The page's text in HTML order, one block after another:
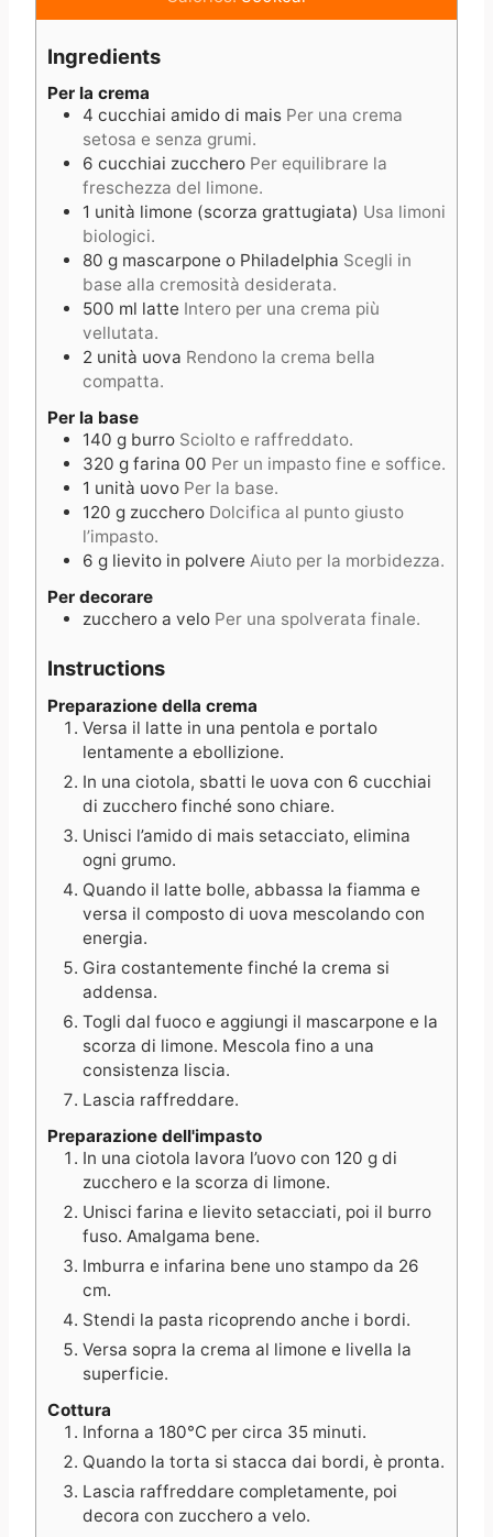
tu
n
s
Ingredients
Per la crema
4 cucchiai amido di mais Per una crema
setosa e senza grumi.
6 cucchiai zucchero Per equilibrare la
freschezza del limone.
1 unità limone (scorza grattugiata) Usa limoni
biologici.
80 g mascarpone o Philadelphia Scegli in
base alla cremosità desiderata.
500 ml latte Intero per una crema più
vellutata.
2 unità uova Rendono la crema bella
compatta.
Per la base
140 g burro Sciolto e raffreddato.
320 g farina 00 Per un impasto fine e soffice.
1 unità uovo Per la base.
120 g zucchero Dolcifica al punto giusto
l’impasto.
6 g lievito in polvere Aiuto per la morbidezza.
Per decorare
zucchero a velo Per una spolverata finale.
Instructions
Preparazione della crema
Versa il latte in una pentola e portalo
lentamente a ebollizione.
In una ciotola, sbatti le uova con 6 cucchiai
di zucchero finché sono chiare.
Unisci l’amido di mais setacciato, elimina
ogni grumo.
Quando il latte bolle, abbassa la fiamma e
versa il composto di uova mescolando con
energia.
Gira costantemente finché la crema si
addensa.
Togli dal fuoco e aggiungi il mascarpone e la
scorza di limone. Mescola fino a una
consistenza liscia.
Lascia raffreddare.
Preparazione dell'impasto
In una ciotola lavora l’uovo con 120 g di
zucchero e la scorza di limone.
Unisci farina e lievito setacciati, poi il burro
fuso. Amalgama bene.
Imburra e infarina bene uno stampo da 26
cm.
Stendi la pasta ricoprendo anche i bordi.
Versa sopra la crema al limone e livella la
superficie.
Cottura
Inforna a 180°C per circa 35 minuti.
Quando la torta si stacca dai bordi, è pronta.
Lascia raffreddare completamente, poi
decora con zucchero a velo.